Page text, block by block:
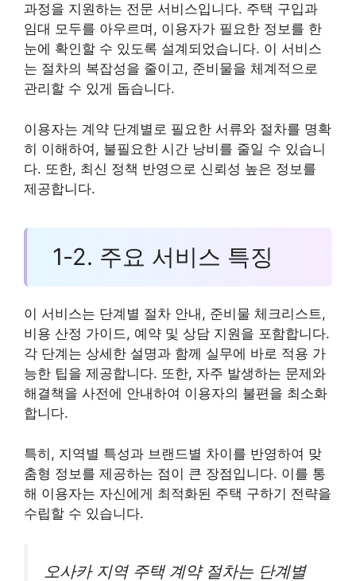
과정을 지원하는 전문 서비스입니다. 주택 구입과
임대 모두를 아우르며, 이용자가 필요한 정보를 한
눈에 확인할 수 있도록 설계되었습니다. 이 서비스
는 절차의 복잡성을 줄이고, 준비물을 체계적으로
관리할 수 있게 돕습니다.
이용자는 계약 단계별로 필요한 서류와 절차를 명확
히 이해하여, 불필요한 시간 낭비를 줄일 수 있습니
다. 또한, 최신 정책 반영으로 신뢰성 높은 정보를
제공합니다.
1-2. 주요 서비스 특징
이 서비스는 단계별 절차 안내, 준비물 체크리스트,
비용 산정 가이드, 예약 및 상담 지원을 포함합니다.
각 단계는 상세한 설명과 함께 실무에 바로 적용 가
능한 팁을 제공합니다. 또한, 자주 발생하는 문제와
해결책을 사전에 안내하여 이용자의 불편을 최소화
합니다.
특히, 지역별 특성과 브랜드별 차이를 반영하여 맞
춤형 정보를 제공하는 점이 큰 장점입니다. 이를 통
해 이용자는 자신에게 최적화된 주택 구하기 전략을
수립할 수 있습니다.
오사카 지역 주택 계약 절차는 단계별